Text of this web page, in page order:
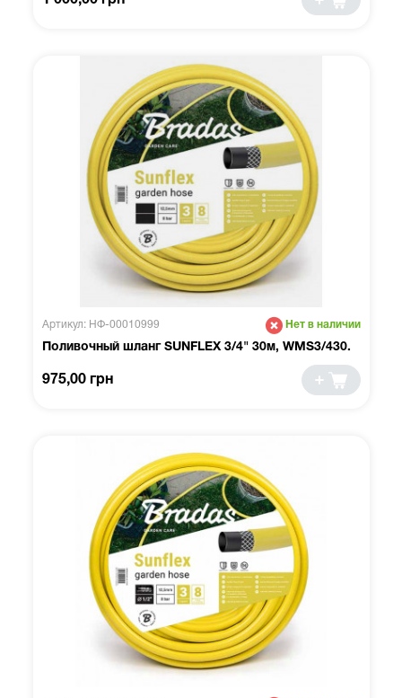
Артикул: НФ-00010999 Нет в наличии
Поливочный шланг SUNFLEX 3/4" 30м, WMS3/430.
975,00 грн